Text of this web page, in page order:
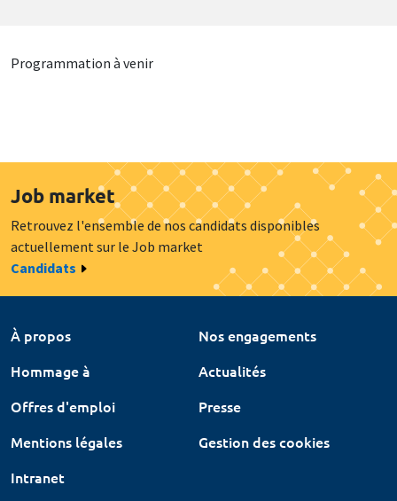
Programmation à venir
Job market
Retrouvez l'ensemble de nos candidats disponibles
actuellement sur le Job market
Candidats
À propos
Nos engagements
Hommage à
Actualités
Offres d'emploi
Presse
Mentions légales
Gestion des cookies
Intranet